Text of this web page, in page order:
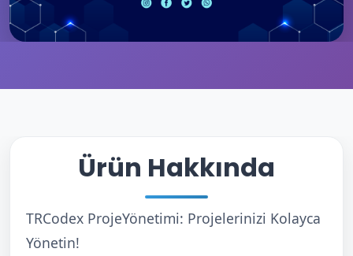
Ürün Hakkında
TRCodex ProjeYönetimi: Projelerinizi Kolayca
Yönetin!